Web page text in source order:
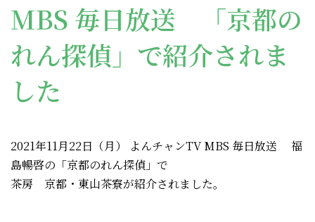
MBS 毎日放送 「京都の
れん探偵」で紹介されま
した
2021年11月22日（月） よんチャンTV MBS 毎日放送 福
島暢啓の「京都のれん探偵」で
茶房 京都・東山茶寮が紹介されました。